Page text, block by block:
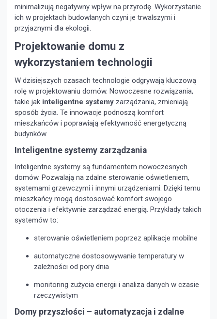
minimalizują negatywny wpływ na przyrodę. Wykorzystanie
ich w projektach budowlanych czyni je trwalszymi i
przyjaznymi dla ekologii.
Projektowanie domu z
wykorzystaniem technologii
W dzisiejszych czasach technologie odgrywają kluczową
rolę w projektowaniu domów. Nowoczesne rozwiązania,
takie jak inteligentne systemy zarządzania, zmieniają
sposób życia. Te innowacje podnoszą komfort
mieszkańców i poprawiają efektywność energetyczną
budynków.
Inteligentne systemy zarządzania
Inteligentne systemy są fundamentem nowoczesnych
domów. Pozwalają na zdalne sterowanie oświetleniem,
systemami grzewczymi i innymi urządzeniami. Dzięki temu
mieszkańcy mogą dostosować komfort swojego
otoczenia i efektywnie zarządzać energią. Przykłady takich
systemów to:
sterowanie oświetleniem poprzez aplikacje mobilne
automatyczne dostosowywanie temperatury w
zależności od pory dnia
monitoring zużycia energii i analiza danych w czasie
rzeczywistym
Domy przyszłości – automatyzacja i zdalne